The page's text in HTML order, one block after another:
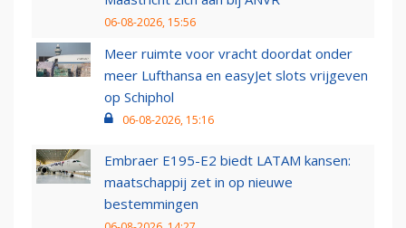
06-08-2026, 15:56
Meer ruimte voor vracht doordat onder
meer Lufthansa en easyJet slots vrijgeven
op Schiphol
06-08-2026, 15:16
Embraer E195-E2 biedt LATAM kansen:
maatschappij zet in op nieuwe
bestemmingen